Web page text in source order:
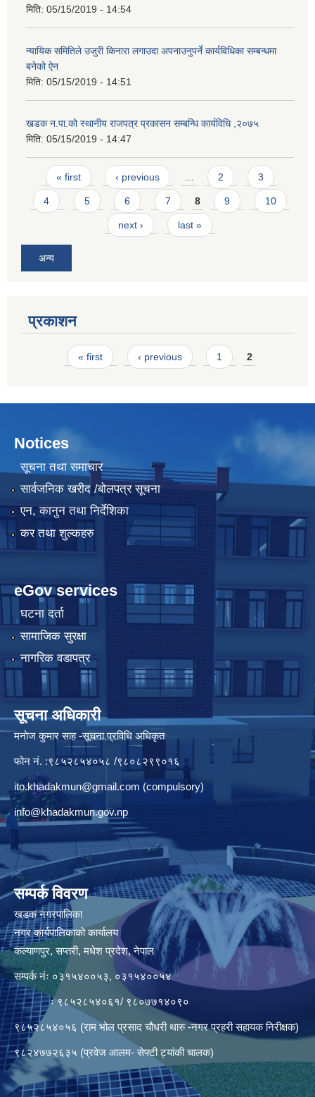
मिति: 05/15/2019 - 14:54
न्यायिक समितिले उजुरी किनारा लगाउदा अपनाउनुपर्ने कार्यविधिका सम्बन्धमा
बनेको ऐन
मिति: 05/15/2019 - 14:51
खडक न.पा.को स्थानीय राजपत्र प्रकासन सम्बन्धि कार्यविधि ,२०७५
मिति: 05/15/2019 - 14:47
Pages
« first ‹ previous … 2 3
4 5 6 7 8 9 10
next › last »
अन्य
प्रकाशन
Pages« first ‹ previous 1 2
Notices
सूचना तथा समाचार
सार्वजनिक खरीद /बोलपत्र सूचना
एन, कानुन तथा निर्देशिका
कर तथा शुल्कहरु
eGov services
घटना दर्ता
सामाजिक सुरक्षा
नागरिक वडापत्र
सूचना अधिकारी
मनाेज कुमार साह -सूचना प्रविधि अधिकृत
फोन नं. :९८५२८५४०५८ /९८०८२९९०१६
ito.khadakmun@gmail.com (compulsory)
info@khadakmun.gov.np
सम्पर्क विवरण
खडक नगरपालिका
नगर कार्यपालिकाको कार्यालय
कल्याणपुर, सप्तरी, मधेश प्रदेश, नेपाल
सम्पर्क नंः ०३१५४००५३, ०३१५४००५४
ः ९८५२८५४०६१/ ९८०७७१४०९०
९८५२८५४०५६ (राम भोल प्रसाद चौधरी थारु -नगर प्रहरी सहायक निरीक्षक)
९८२४७७२६३५ (प्रवेज आलम- सेफ्टी ट्यांकी चालक)